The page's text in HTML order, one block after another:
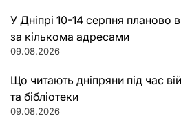
У Дніпрі 10-14 серпня планово
за кількома адресами
09.08.2026
Що читають дніпряни під час
та бібліотеки
09.08.2026